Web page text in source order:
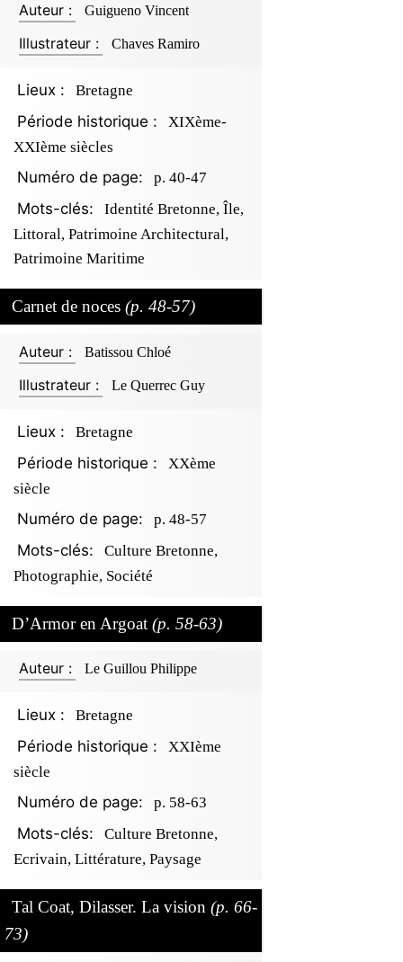
Auteur : Guigueno Vincent
Illustrateur : Chaves Ramiro
Lieux : Bretagne
Période historique :
XIXème-
XXIème siècles
Numéro de page: p. 40-47
Mots-clés:
Identité Bretonne, Île,
Littoral, Patrimoine Architectural,
Patrimoine Maritime
Carnet de noces (p. 48-57)
Auteur : Batissou Chloé
Illustrateur : Le Querrec Guy
Lieux : Bretagne
Période historique :
XXème
siècle
Numéro de page: p. 48-57
Mots-clés:
Culture Bretonne,
Photographie, Société
D’Armor en Argoat (p. 58-63)
Auteur : Le Guillou Philippe
Lieux : Bretagne
Période historique :
XXIème
siècle
Numéro de page: p. 58-63
Mots-clés:
Culture Bretonne,
Ecrivain, Littérature, Paysage
Tal Coat, Dilasser. La vision (p. 66-
73)